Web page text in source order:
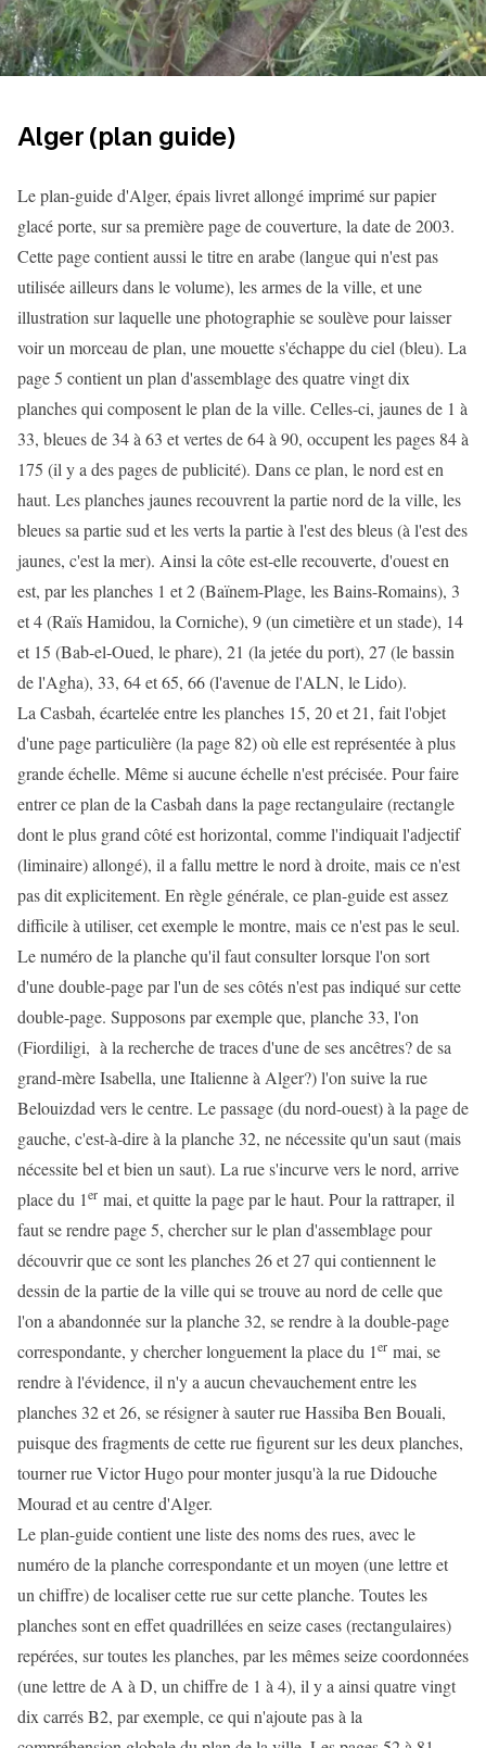
Alger (plan guide)
Le plan-guide d'Alger, épais livret allongé imprimé sur papier
glacé porte, sur sa première page de couverture, la date de 2003.
Cette page contient aussi le titre en arabe (langue qui n'est pas
utilisée ailleurs dans le volume), les armes de la ville, et une
illustration sur laquelle une photographie se soulève pour laisser
voir un morceau de plan, une mouette s'échappe du ciel (bleu). La
page 5 contient un plan d'assemblage des quatre vingt dix
planches qui composent le plan de la ville. Celles-ci, jaunes de 1 à
33, bleues de 34 à 63 et vertes de 64 à 90, occupent les pages 84 à
175 (il y a des pages de publicité). Dans ce plan, le nord est en
haut. Les planches jaunes recouvrent la partie nord de la ville, les
bleues sa partie sud et les verts la partie à l'est des bleus (à l'est des
jaunes, c'est la mer). Ainsi la côte est-elle recouverte, d'ouest en
est, par les planches 1 et 2 (Baïnem-Plage, les Bains-Romains), 3
et 4 (Raïs Hamidou, la Corniche), 9 (un cimetière et un stade), 14
et 15 (Bab-el-Oued, le phare), 21 (la jetée du port), 27 (le bassin
de l'Agha), 33, 64 et 65, 66 (l'avenue de l'ALN, le Lido).
La Casbah, écartelée entre les planches 15, 20 et 21, fait l'objet
d'une page particulière (la page 82) où elle est représentée à plus
grande échelle. Même si aucune échelle n'est précisée. Pour faire
entrer ce plan de la Casbah dans la page rectangulaire (rectangle
dont le plus grand côté est horizontal, comme l'indiquait l'adjectif
(liminaire) allongé), il a fallu mettre le nord à droite, mais ce n'est
pas dit explicitement. En règle générale, ce plan-guide est assez
difficile à utiliser, cet exemple le montre, mais ce n'est pas le seul.
Le numéro de la planche qu'il faut consulter lorsque l'on sort
d'une double-page par l'un de ses côtés n'est pas indiqué sur cette
double-page. Supposons par exemple que, planche 33, l'on
(Fiordiligi, à la recherche de traces d'une de ses ancêtres? de sa
grand-mère Isabella, une Italienne à Alger?) l'on suive la rue
Belouizdad vers le centre. Le passage (du nord-ouest) à la page de
gauche, c'est-à-dire à la planche 32, ne nécessite qu'un saut (mais
nécessite bel et bien un saut). La rue s'incurve vers le nord, arrive
place du 1er mai, et quitte la page par le haut. Pour la rattraper, il
faut se rendre page 5, chercher sur le plan d'assemblage pour
découvrir que ce sont les planches 26 et 27 qui contiennent le
dessin de la partie de la ville qui se trouve au nord de celle que
l'on a abandonnée sur la planche 32, se rendre à la double-page
correspondante, y chercher longuement la place du 1er mai, se
rendre à l'évidence, il n'y a aucun chevauchement entre les
planches 32 et 26, se résigner à sauter rue Hassiba Ben Bouali,
puisque des fragments de cette rue figurent sur les deux planches,
tourner rue Victor Hugo pour monter jusqu'à la rue Didouche
Mourad et au centre d'Alger.
Le plan-guide contient une liste des noms des rues, avec le
numéro de la planche correspondante et un moyen (une lettre et
un chiffre) de localiser cette rue sur cette planche. Toutes les
planches sont en effet quadrillées en seize cases (rectangulaires)
repérées, sur toutes les planches, par les mêmes seize coordonnées
(une lettre de A à D, un chiffre de 1 à 4), il y a ainsi quatre vingt
dix carrés B2, par exemple, ce qui n'ajoute pas à la